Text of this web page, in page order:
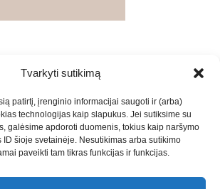
Tvarkyti sutikimą
patirtį, įrenginio informacijai saugoti ir (arba)
technologijas kaip slapukus. Jei sutiksime su
galėsime apdoroti duomenis, tokius kaip naršymo
šioje svetainėje. Nesutikimas arba sutikimo
paveikti tam tikras funkcijas ir funkcijas.
tekstų rašymas, turinio kūrimas,
ir talpinimas į mūsų valdomas
Theme: Express News ByAdore